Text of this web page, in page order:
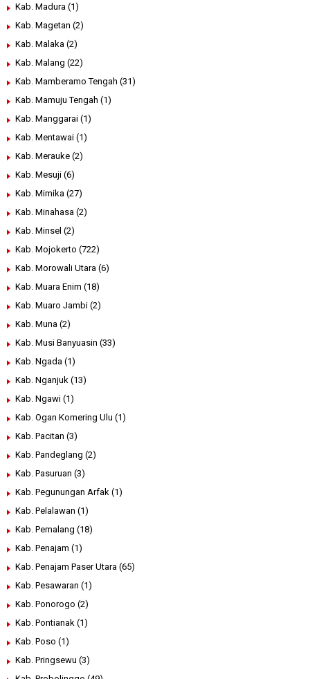
Kab. Madura (1)
Kab. Magetan (2)
Kab. Malaka (2)
Kab. Malang (22)
Kab. Mamberamo Tengah (31)
Kab. Mamuju Tengah (1)
Kab. Manggarai (1)
Kab. Mentawai (1)
Kab. Merauke (2)
Kab. Mesuji (6)
Kab. Mimika (27)
Kab. Minahasa (2)
Kab. Minsel (2)
Kab. Mojokerto (722)
Kab. Morowali Utara (6)
Kab. Muara Enim (18)
Kab. Muaro Jambi (2)
Kab. Muna (2)
Kab. Musi Banyuasin (33)
Kab. Ngada (1)
Kab. Nganjuk (13)
Kab. Ngawi (1)
Kab. Ogan Komering Ulu (1)
Kab. Pacitan (3)
Kab. Pandeglang (2)
Kab. Pasuruan (3)
Kab. Pegunungan Arfak (1)
Kab. Pelalawan (1)
Kab. Pemalang (18)
Kab. Penajam (1)
Kab. Penajam Paser Utara (65)
Kab. Pesawaran (1)
Kab. Ponorogo (2)
Kab. Pontianak (1)
Kab. Poso (1)
Kab. Pringsewu (3)